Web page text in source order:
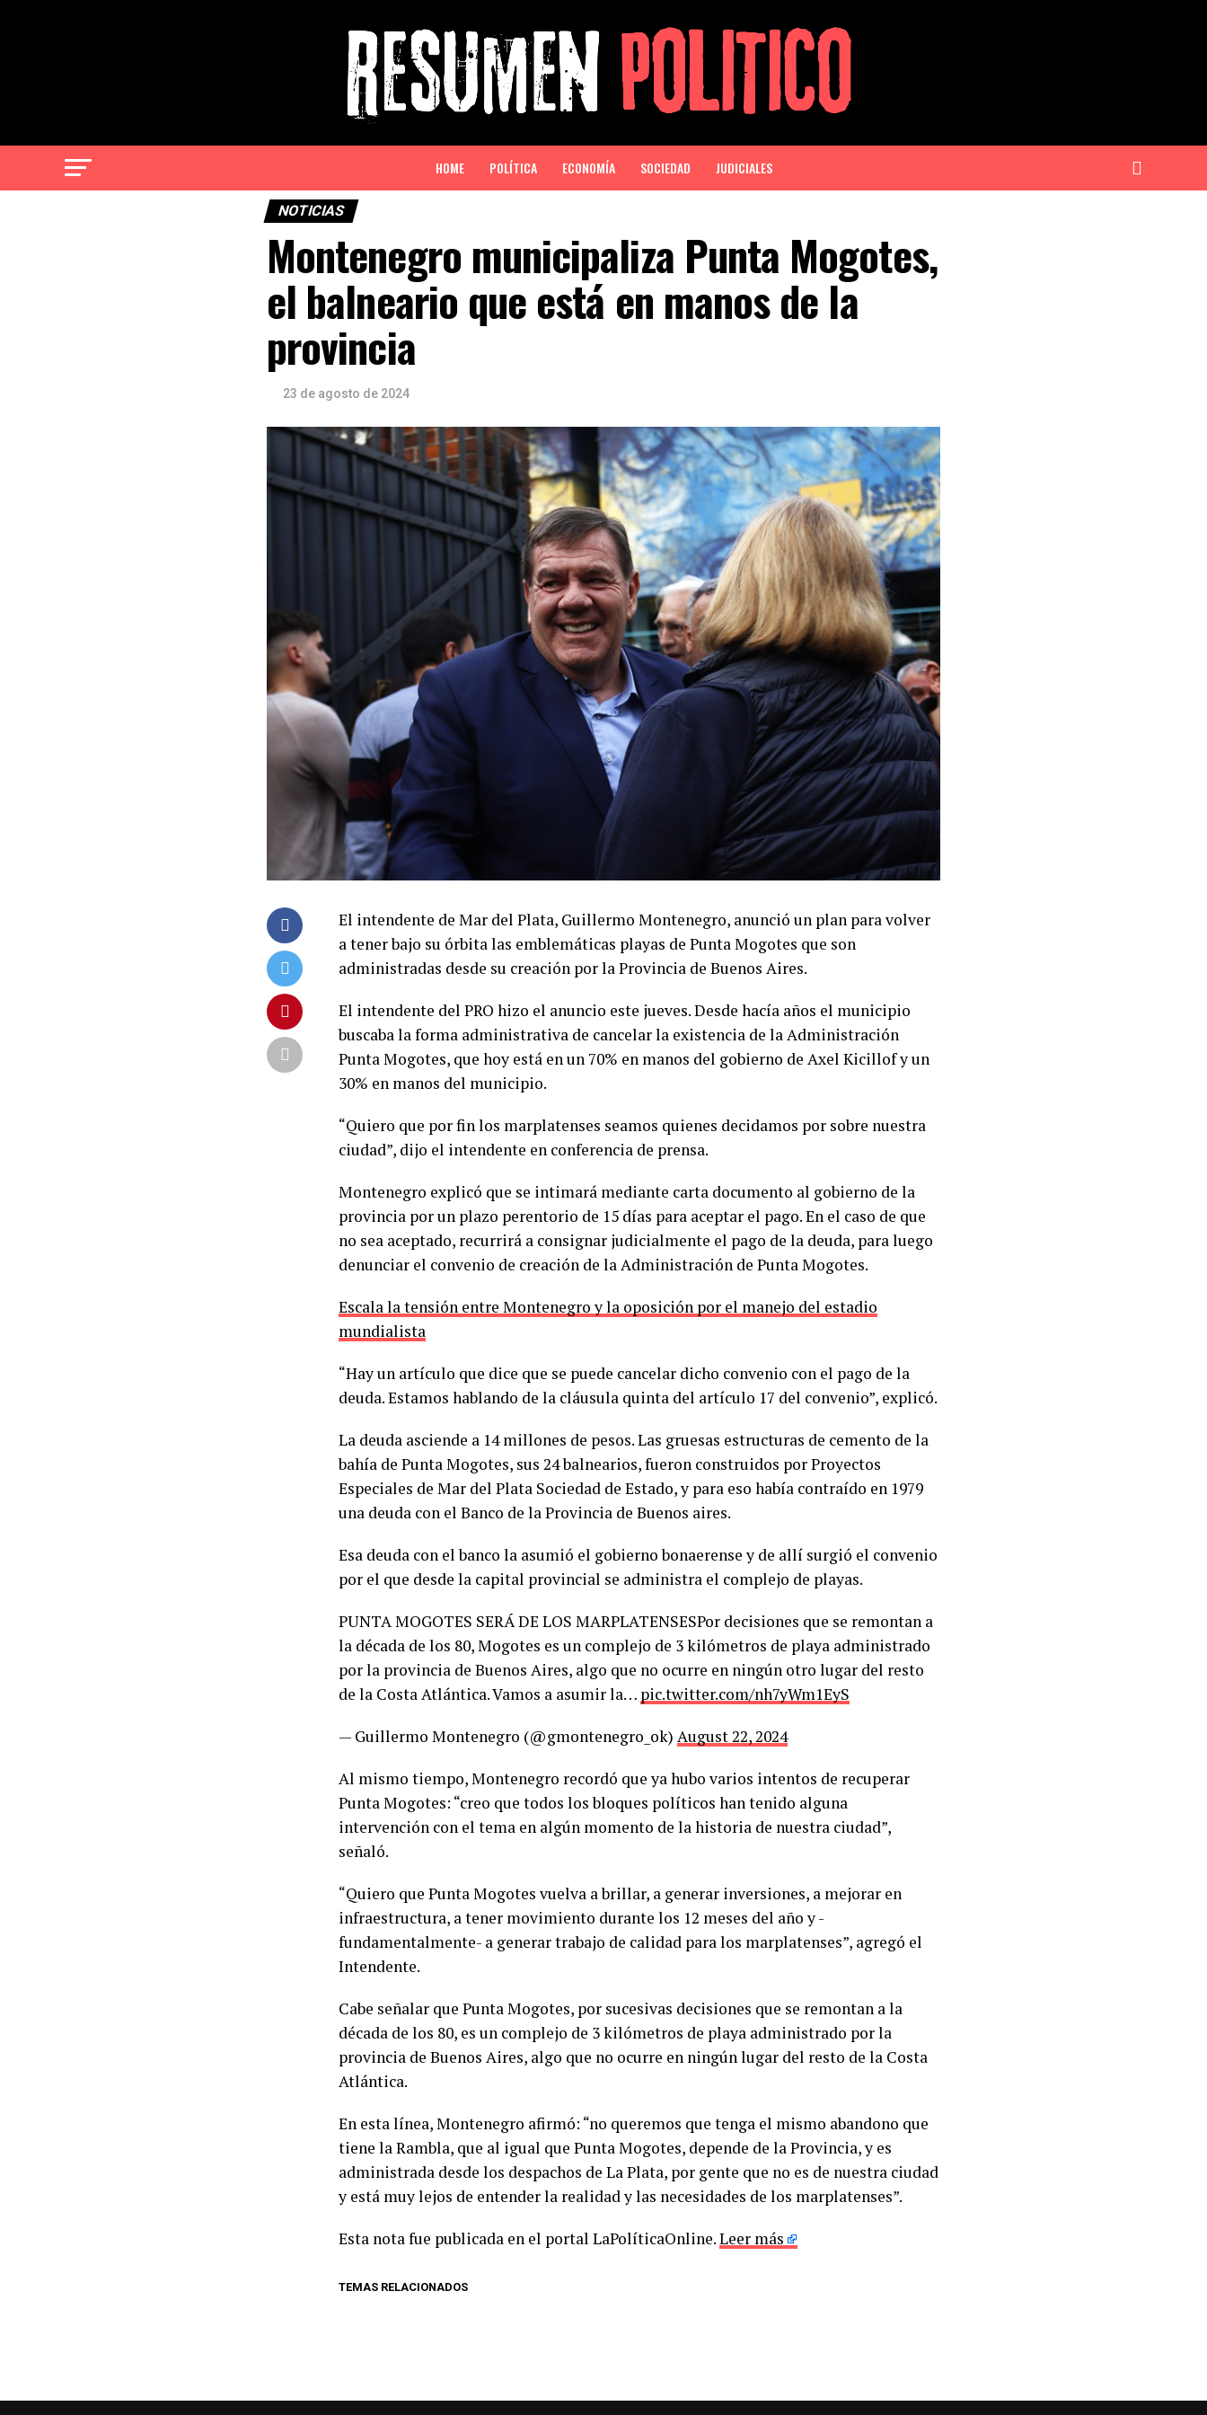
HOME POLÍTICA ECONOMÍA SOCIEDAD JUDICIALES
NOTICIAS
Montenegro municipaliza Punta Mogotes,
el balneario que está en manos de la
provincia
23 de agosto de 2024
El intendente de Mar del Plata, Guillermo Montenegro, anunció un plan para volver
a tener bajo su órbita las emblemáticas playas de Punta Mogotes que son
administradas desde su creación por la Provincia de Buenos Aires.
El intendente del PRO hizo el anuncio este jueves. Desde hacía años el municipio
buscaba la forma administrativa de cancelar la existencia de la Administración
Punta Mogotes, que hoy está en un 70% en manos del gobierno de Axel Kicillof y un
30% en manos del municipio.
“Quiero que por fin los marplatenses seamos quienes decidamos por sobre nuestra
ciudad”, dijo el intendente en conferencia de prensa.
Montenegro explicó que se intimará mediante carta documento al gobierno de la
provincia por un plazo perentorio de 15 días para aceptar el pago. En el caso de que
no sea aceptado, recurrirá a consignar judicialmente el pago de la deuda, para luego
denunciar el convenio de creación de la Administración de Punta Mogotes.
Escala la tensión entre Montenegro y la oposición por el manejo del estadio
mundialista
“Hay un artículo que dice que se puede cancelar dicho convenio con el pago de la
deuda. Estamos hablando de la cláusula quinta del artículo 17 del convenio”, explicó.
La deuda asciende a 14 millones de pesos. Las gruesas estructuras de cemento de la
bahía de Punta Mogotes, sus 24 balnearios, fueron construidos por Proyectos
Especiales de Mar del Plata Sociedad de Estado, y para eso había contraído en 1979
una deuda con el Banco de la Provincia de Buenos aires.
Esa deuda con el banco la asumió el gobierno bonaerense y de allí surgió el convenio
por el que desde la capital provincial se administra el complejo de playas.
PUNTA MOGOTES SERÁ DE LOS MARPLATENSESPor decisiones que se remontan a
la década de los 80, Mogotes es un complejo de 3 kilómetros de playa administrado
por la provincia de Buenos Aires, algo que no ocurre en ningún otro lugar del resto
de la Costa Atlántica. Vamos a asumir la… pic.twitter.com/nh7yWm1EyS
— Guillermo Montenegro (@gmontenegro_ok) August 22, 2024
Al mismo tiempo, Montenegro recordó que ya hubo varios intentos de recuperar
Punta Mogotes: “creo que todos los bloques políticos han tenido alguna
intervención con el tema en algún momento de la historia de nuestra ciudad”,
señaló.
“Quiero que Punta Mogotes vuelva a brillar, a generar inversiones, a mejorar en
infraestructura, a tener movimiento durante los 12 meses del año y -
fundamentalmente- a generar trabajo de calidad para los marplatenses”, agregó el
Intendente.
Cabe señalar que Punta Mogotes, por sucesivas decisiones que se remontan a la
década de los 80, es un complejo de 3 kilómetros de playa administrado por la
provincia de Buenos Aires, algo que no ocurre en ningún lugar del resto de la Costa
Atlántica.
En esta línea, Montenegro afirmó: “no queremos que tenga el mismo abandono que
tiene la Rambla, que al igual que Punta Mogotes, depende de la Provincia, y es
administrada desde los despachos de La Plata, por gente que no es de nuestra ciudad
y está muy lejos de entender la realidad y las necesidades de los marplatenses”.
Esta nota fue publicada en el portal LaPolíticaOnline.Leer más
TEMAS RELACIONADOS